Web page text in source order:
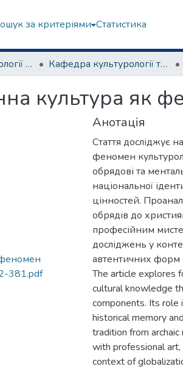
за критеріями Статистика
Факультет культурології та соціальних комунікацій Кафедра культурології та музеєзнавства
культура як
381.pdf
Анотація
Стаття досліджує
феномен
обрядові та
національної
цінностей.
обрядів до
професійним
досліджень у
автентичних форм
The article explores
cultural knowledge
components. Its role
historical memory
tradition from
with professional art,
context of